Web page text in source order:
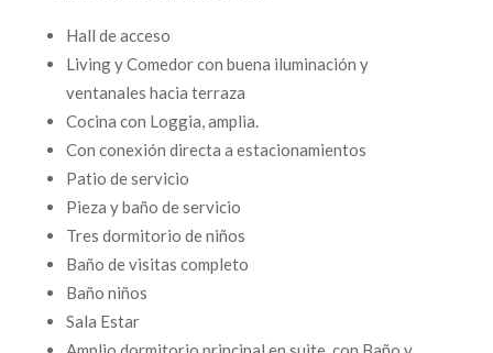
Hall de acceso
Living y Comedor con buena iluminación y
ventanales hacia terraza
Cocina con Loggia, amplia.
Con conexión directa a estacionamientos
Patio de servicio
Pieza y baño de servicio
Tres dormitorio de niños
Baño de visitas completo
Baño niños
Sala Estar